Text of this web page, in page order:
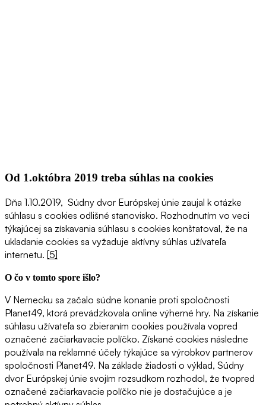
Od 1.októbra 2019 treba súhlas na cookies
Dňa 1.10.2019, Súdny dvor Európskej únie zaujal k otázke
súhlasu s cookies odlišné stanovisko. Rozhodnutím vo veci
týkajúcej sa získavania súhlasu s cookies konštatoval, že na
ukladanie cookies sa vyžaduje aktívny súhlas užívateľa
internetu. [5]
O čo v tomto spore išlo?
V Nemecku sa začalo súdne konanie proti spoločnosti
Planet49, ktorá prevádzkovala online výherné hry. Na získanie
súhlasu užívateľa so zbieraním cookies používala vopred
označené začiarkavacie políčko. Získané cookies následne
používala na reklamné účely týkajúce sa výrobkov partnerov
spoločnosti Planet49. Na základe žiadosti o výklad, Súdny
dvor Európskej únie svojím rozsudkom rozhodol, že tvopred
označené začiarkavacie políčko nie je dostačujúce a je